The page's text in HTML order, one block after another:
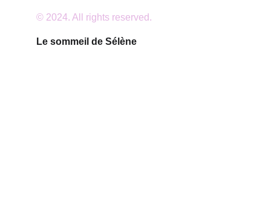
© 2024. All rights reserved.
Le sommeil de Sélène